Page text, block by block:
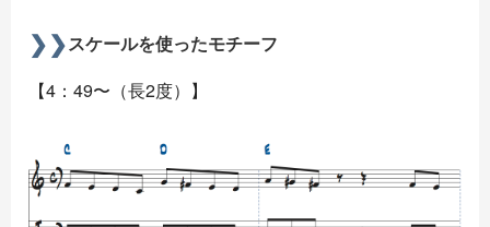
スケールを使ったモチーフ
【4：49〜（長2度）】